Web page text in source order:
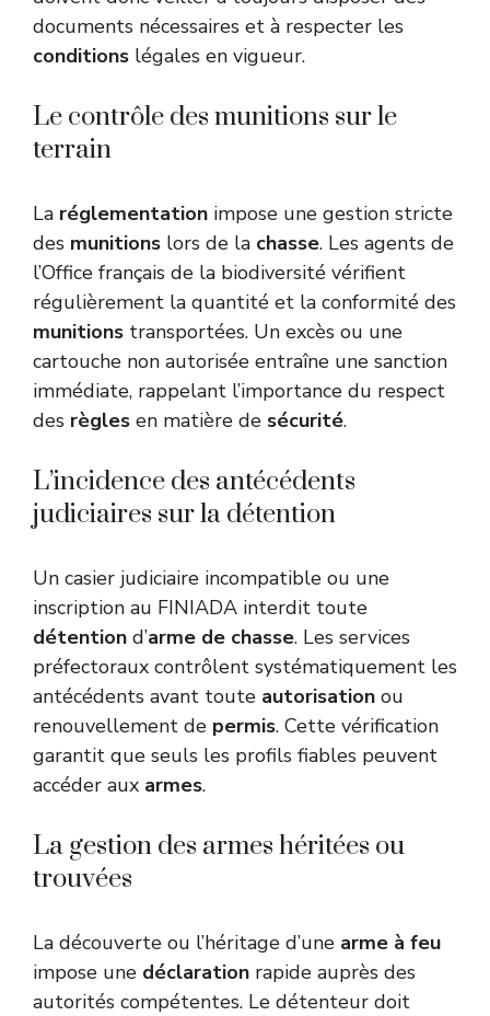
documents nécessaires et à respecter les
conditions légales en vigueur.
Le contrôle des munitions sur le
terrain
La réglementation impose une gestion stricte
des munitions lors de la chasse. Les agents de
l’Office français de la biodiversité vérifient
régulièrement la quantité et la conformité des
munitions transportées. Un excès ou une
cartouche non autorisée entraîne une sanction
immédiate, rappelant l’importance du respect
des règles en matière de sécurité.
L’incidence des antécédents
judiciaires sur la détention
Un casier judiciaire incompatible ou une
inscription au FINIADA interdit toute
détention d’arme de chasse. Les services
préfectoraux contrôlent systématiquement les
antécédents avant toute autorisation ou
renouvellement de permis. Cette vérification
garantit que seuls les profils fiables peuvent
accéder aux armes.
La gestion des armes héritées ou
trouvées
La découverte ou l’héritage d’une arme à feu
impose une déclaration rapide auprès des
autorités compétentes. Le détenteur doit